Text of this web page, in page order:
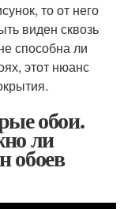
то от него
виден сквозь
способна ли
этот нюанс
обои.
ли
обоев